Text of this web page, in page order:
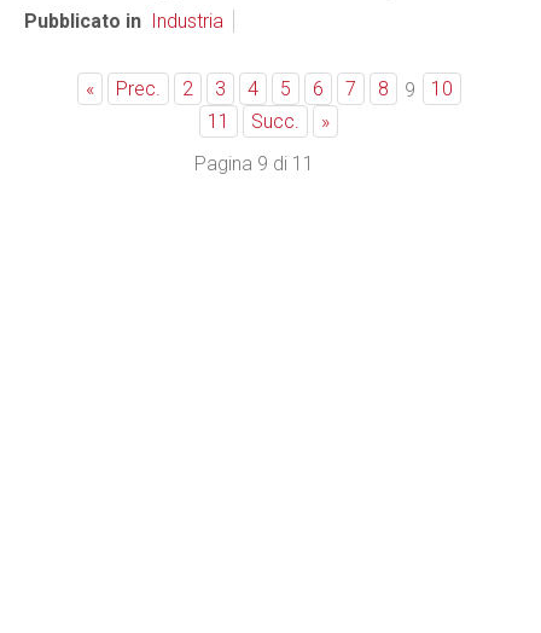
Pubblicato in
Industria
« Prec. 2 3 4 5 6 7 8 9
10
11
Succ.
»
Pagina 9 di 11